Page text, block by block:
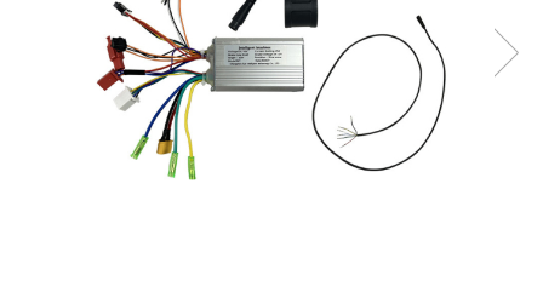
https://www.doctortrotineta.ro/lumini
Stop trotineta
https://www.doctortrotineta.ro/cadru